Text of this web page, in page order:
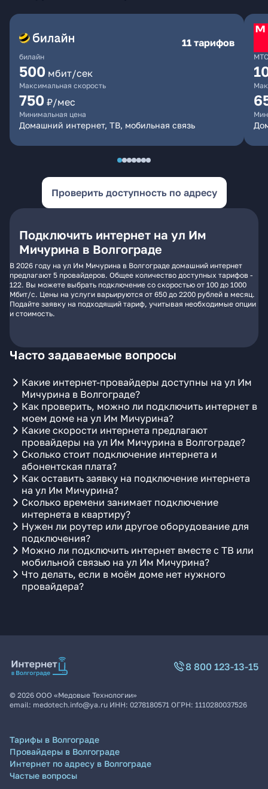
билайн
11 тарифов
500 мбит/сек
Максимальная скорость
750 ₽/мес
Минимальная цена
Домашний интернет, ТВ, мобильная связь
МТС
Проверить доступность по адресу
Подключить интернет на ул Им
Мичурина в Волгограде
В 2026 году на ул Им Мичурина в Волгограде домашний интернет
предлагают 5 провайдеров. Общее количество доступных тарифов -
122. Вы можете выбрать подключение со скоростью от 100 до 1000
Мбит/с. Цены на услуги варьируются от 650 до 2200 рублей в месяц.
Подайте заявку на подходящий тариф, учитывая необходимые опции
и стоимость.
Часто задаваемые вопросы
Какие интернет-провайдеры доступны на ул Им
Мичурина в Волгограде?
Как проверить, можно ли подключить интернет в
моем доме на ул Им Мичурина?
Какие скорости интернета предлагают
провайдеры на ул Им Мичурина в Волгограде?
Сколько стоит подключение интернета и
абонентская плата?
Как оставить заявку на подключение интернета
на ул Им Мичурина?
Сколько времени занимает подключение
интернета в квартиру?
Нужен ли роутер или другое оборудование для
подключения?
Можно ли подключить интернет вместе с ТВ или
мобильной связью на ул Им Мичурина?
Что делать, если в моём доме нет нужного
провайдера?
8 800 123-13-15
© 2026 ООО «Медовые Технологии»
email: medotech.info@ya.ru ИНН: 0278180571 ОГРН: 1110280037526
Тарифы в Волгограде
Провайдеры в Волгограде
Интернет по адресу в Волгограде
Частые вопросы